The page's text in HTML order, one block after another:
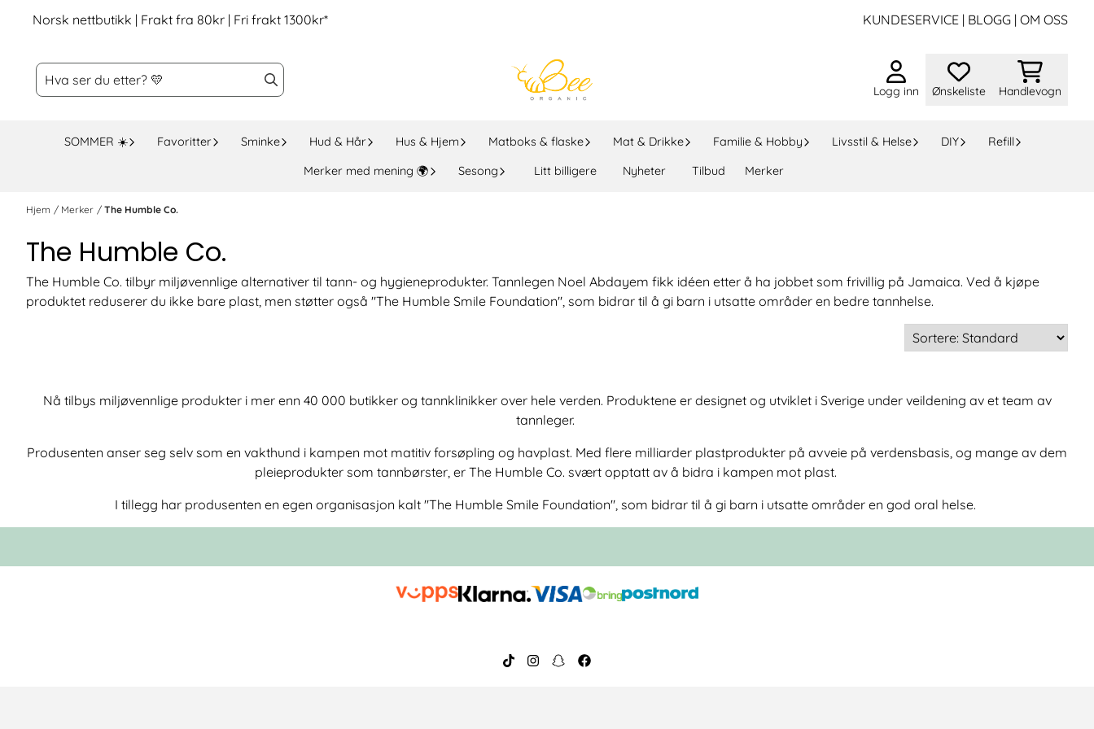
Hopp til innhold
Norsk nettbutikk | Frakt fra 80kr | Fri frakt 1300kr* KUNDESERVICE | BLOGG | OM OSS
Logg inn Ønskeliste Handlevogn
SOMMER ☀️ Favoritter Sminke Hud & Hår Hus & Hjem Matboks & flaske Mat & Drikke Familie & Hobby Livsstil & Helse DIY
Refill
Merker med mening 🌍
Sesong Litt billigere Nyheter Tilbud Merker
Hjem / Merker / The Humble Co.
The Humble Co.
The Humble Co. tilbyr miljøvennlige alternativer til tann- og hygieneprodukter. Tannlegen Noel Abdayem fikk idéen etter å ha jobbet som frivillig på Jamaica. Ved å kjøpe
produktet reduserer du ikke bare plast, men støtter også "The Humble Smile Foundation", som bidrar til å gi barn i utsatte områder en bedre tannhelse.
Nå tilbys miljøvennlige produkter i mer enn 40 000 butikker og tannklinikker over hele verden. Produktene er designet og utviklet i Sverige under veildening av et team av
tannleger.
Produsenten anser seg selv som en vakthund i kampen mot matitiv forsøpling og havplast. Med flere milliarder plastprodukter på avveie på verdensbasis, og mange av dem
pleieprodukter som tannbørster, er The Humble Co. svært opptatt av å bidra i kampen mot plast.
I tillegg har produsenten en egen organisasjon kalt "The Humble Smile Foundation", som bidrar til å gi barn i utsatte områder en god oral helse.